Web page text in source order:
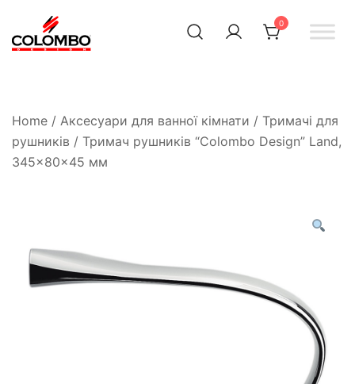
0
Home / Аксесуари для ванної кімнати / Тримачі для
рушників / Тримач рушників “Colombo Design” Land,
345×80×45 мм